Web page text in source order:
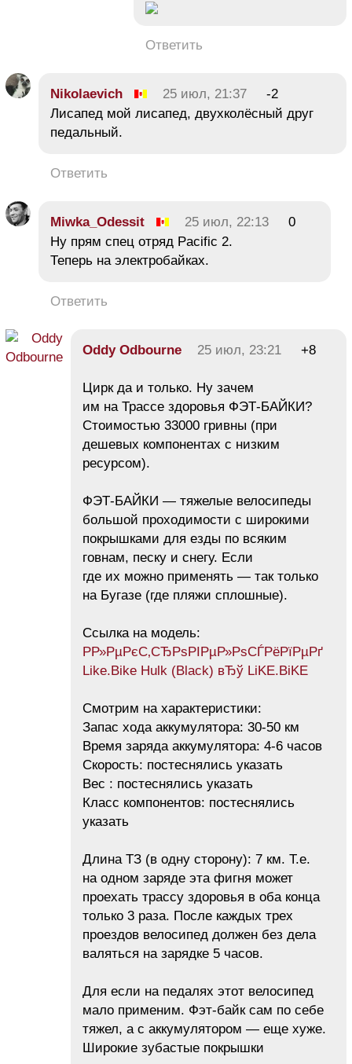
Ответить
Nikolaevich 25 июл, 21:37
-2
Лисапед мой лисапед, двухколёсный друг
педальный.
Ответить
Miwka_Odessit 25 июл, 22:13
0
Ну прям спец отряд Pacific 2.
Теперь на электробайках.
Ответить
Oddy Odbourne 25 июл, 23:21 +8
Цирк да и только. Ну зачем
им на Трассе здоровья ФЭТ-БАЙКИ?
Стоимостью 33000 гривны (при
дешевых компонентах с низким
ресурсом).
ФЭТ-БАЙКИ — тяжелые велосипеды
большой проходимости с широкими
покрышками для езды по всяким
говнам, песку и снегу. Если
где их можно применять — так только
на Бугазе (где пляжи сплошные).
Ссылка на модель:
Р­Р»РµРєС‚СЂРѕРІРµР»РѕСЃРёРїРµРґ
Like.Bike Hulk (Black) вЂў LiKE.BiKE
Смотрим на характеристики:
Запас хода аккумулятора: 30-50 км
Время заряда аккумулятора: 4-6 часов
Скорость: постеснялись указать
Вес : постеснялись указать
Класс компонентов: постеснялись
указать
Длина ТЗ (в одну сторону): 7 км. Т.е.
на одном заряде эта фигня может
проехать трассу здоровья в оба конца
только 3 раза. После каждых трех
проездов велосипед должен без дела
валяться на зарядке 5 часов.
Для если на педалях этот велосипед
мало применим. Фэт-байк сам по себе
тяжел, а с аккумулятором — еще хуже.
Широкие зубастые покрышки